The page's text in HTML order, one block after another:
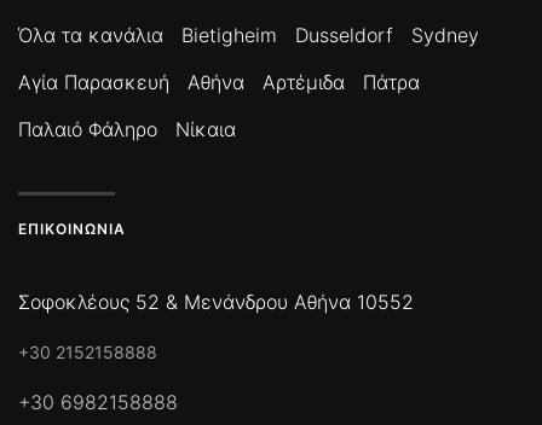
Όλα τα κανάλια Bietigheim Dusseldorf
Sydney
Αγία Παρασκευή
Αθήνα Αρτέμιδα
Πάτρα
Παλαιό Φάληρο
Νίκαια
ΕΠΙΚΟΙΝΩΝΊΑ
Σοφοκλέους 52 & Μενάνδρου Αθήνα 10552
+30 2152158888
+30 6982158888